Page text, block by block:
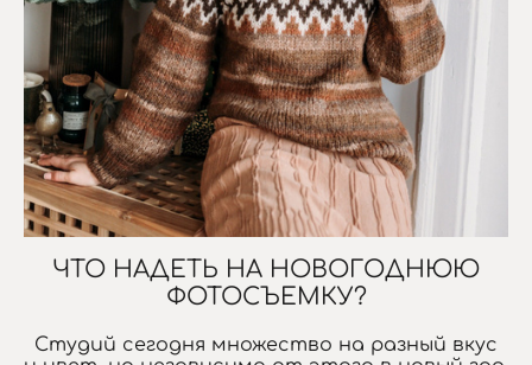
ЧТО НАДЕТЬ НА НОВОГОДНЮЮ
ФОТОСЪЕМКУ?
Студий сегодня множество на разный вкус